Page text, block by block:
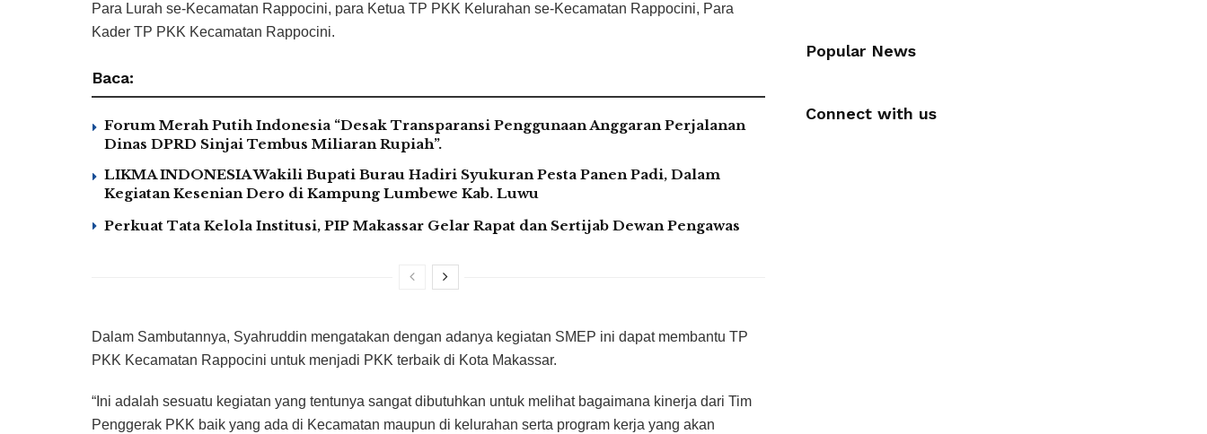
Para Lurah se-Kecamatan Rappocini, para Ketua TP PKK Kelurahan se-Kecamatan Rappocini, Para
Kader TP PKK Kecamatan Rappocini.
Baca:
Forum Merah Putih Indonesia “Desak Transparansi Penggunaan Anggaran Perjalanan
Dinas DPRD Sinjai Tembus Miliaran Rupiah”.
LIKMA INDONESIA Wakili Bupati Burau Hadiri Syukuran Pesta Panen Padi, Dalam
Kegiatan Kesenian Dero di Kampung Lumbewe Kab. Luwu
Perkuat Tata Kelola Institusi, PIP Makassar Gelar Rapat dan Sertijab Dewan Pengawas
Dalam Sambutannya, Syahruddin mengatakan dengan adanya kegiatan SMEP ini dapat membantu TP
PKK Kecamatan Rappocini untuk menjadi PKK terbaik di Kota Makassar.
“Ini adalah sesuatu kegiatan yang tentunya sangat dibutuhkan untuk melihat bagaimana kinerja dari Tim
Penggerak PKK baik yang ada di Kecamatan maupun di kelurahan serta program kerja yang akan
Popular News
Connect with us